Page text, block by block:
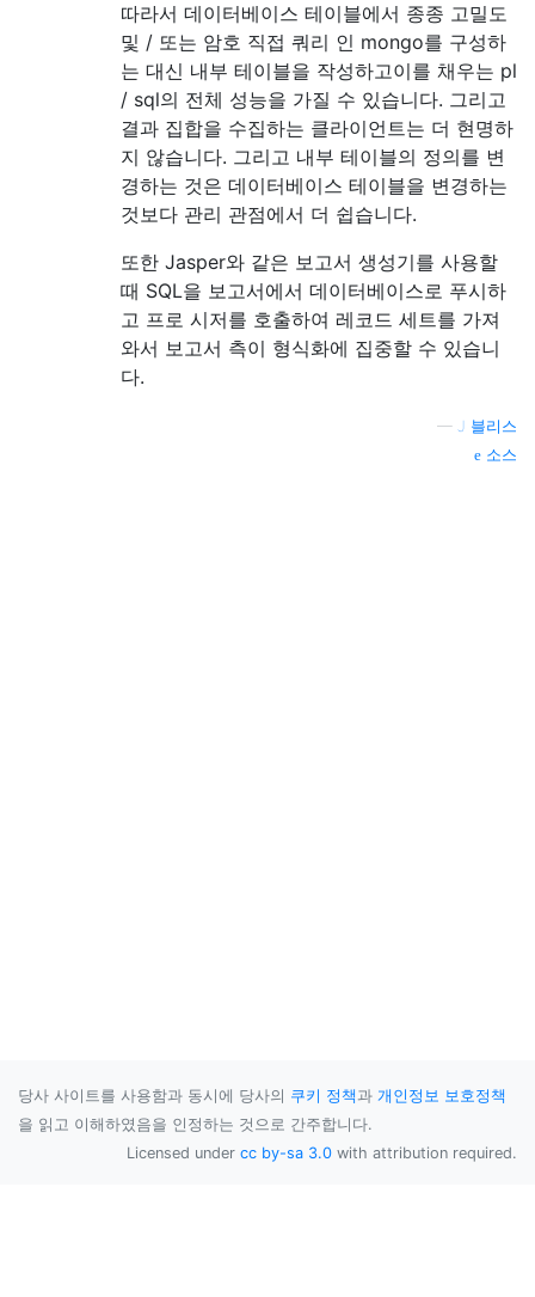
따라서 데이터베이스 테이블에서 종종 고밀도
및 / 또는 암호 직접 쿼리 인 mongo를 구성하
는 대신 내부 테이블을 작성하고이를 채우는 pl
/ sql의 전체 성능을 가질 수 있습니다. 그리고
결과 집합을 수집하는 클라이언트는 더 현명하
지 않습니다. 그리고 내부 테이블의 정의를 변
경하는 것은 데이터베이스 테이블을 변경하는
것보다 관리 관점에서 더 쉽습니다.
또한 Jasper와 같은 보고서 생성기를 사용할
때 SQL을 보고서에서 데이터베이스로 푸시하
고 프로 시저를 호출하여 레코드 세트를 가져
와서 보고서 측이 형식화에 집중할 수 있습니
다.
— J 블리스
소스
당사 사이트를 사용함과 동시에 당사의 쿠키 정책과 개인정보 보호정책
을 읽고 이해하였음을 인정하는 것으로 간주합니다.
Licensed under cc by-sa 3.0 with attribution required.